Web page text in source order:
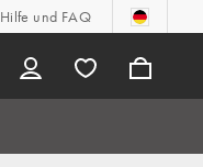
Hilfe und FAQ